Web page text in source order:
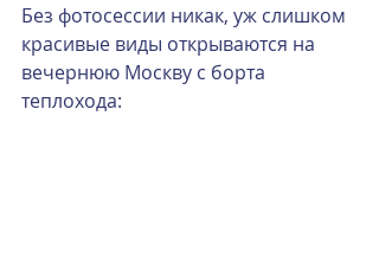
Без фотосессии никак, уж слишком
красивые виды открываются на
вечернюю Москву с борта
теплохода: